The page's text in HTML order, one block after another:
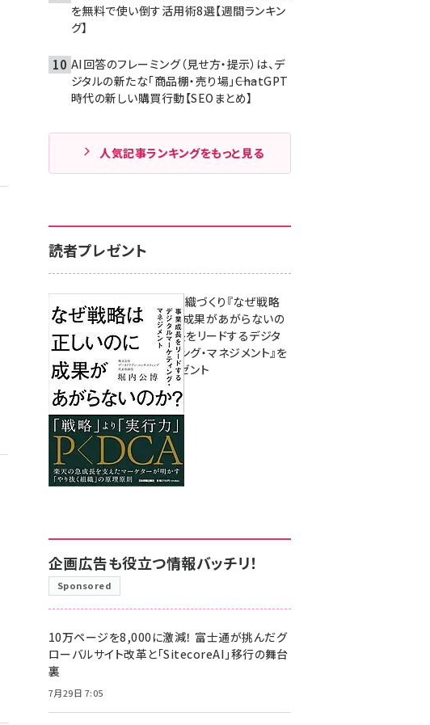
を無料で使い倒す活用術8選【週間ランキン
グ】
AI回答のフレーミング（見せ方・提示）は、デ
ジタルの新たな「商品棚・売り場」――ChatGPT
時代の新しい購買行動【SEOまとめ】
人気記事ランキングをもっと見る
読者プレゼント
成果を生む組織づくり『なぜ戦略
は正しいのに成果があがらないの
か？ 事業成長をリードするデジタ
ルマーケティング・マネジメント』を
3名様にプレゼント
8月7日 10:00
企画広告も役立つ情報バッチリ！
Sponsored
10万ページを8,000に激減！ 富士通が挑んだグ
ローバルサイト改革と「SitecoreAI」移行の舞台
裏
7月29日 7:05